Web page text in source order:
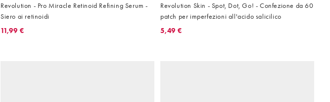
Revolution - Pro Miracle Retinoid Refining Serum -
Siero ai retinoidi
11,99 €
Revolution Skin - Spot, Dot, Go! - Confezione da 60
patch per imperfezioni all'acido salicilico
5,49 €